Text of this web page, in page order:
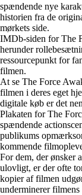
spændende nye
historien fra de
mørkets side.
IMDb-siden for The
herunder
ressourcepunkt for
filmen.
At se The Force
filmen i deres eget
digitale køb er det
Plakaten for The
spændende
publikums
kommende
For dem, der ønsker
ulovligt, er der ofte
kopier af filmen
underminerer filmens